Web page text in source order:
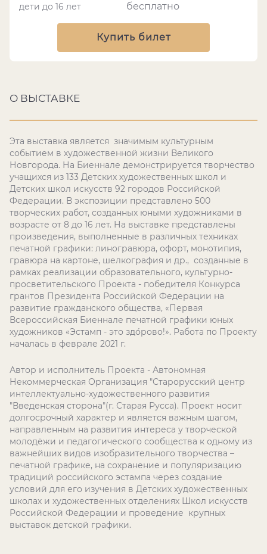
дети до 16 лет бесплатно
Купить билет
О ВЫСТАВКЕ
Эта выставка является значимым культурным
событием в художественной жизни Великого
Новгорода. На Биеннале демонстрируется творчество
учащихся из 133 Детских художественных школ и
Детских школ искусств 92 городов Российской
Федерации. В экспозиции представлено 500
творческих работ, созданных юными художниками в
возрасте от 8 до 16 лет. На выставке представлены
произведения, выполненные в различных техниках
печатной графики: линогравюра, офорт, монотипия,
гравюра на картоне, шелкография и др., созданные в
рамках реализации образовательного, культурно-
просветительского Проекта - победителя Конкурса
грантов Президента Российской Федерации на
развитие гражданского общества, «Первая
Всероссийская Биеннале печатной графики юных
художников «Эстамп - это здо́рово!». Работа по Проекту
началась в феврале 2021 г.
Автор и исполнитель Проекта - Автономная
Некоммерческая Организация "Старорусский центр
интеллектуально-художественного развития
"Введенская сторона"(г. Старая Русса). Проект носит
долгосрочный характер и является важным шагом,
направленным на развития интереса у творческой
молодёжи и педагогического сообщества к одному из
важнейших видов изобразительного творчества –
печатной графике, на сохранение и популяризацию
традиций российского эстампа через создание
условий для его изучения в Детских художественных
школах и художественных отделениях Школ искусств
Российской Федерации и проведение крупных
выставок детской графики.